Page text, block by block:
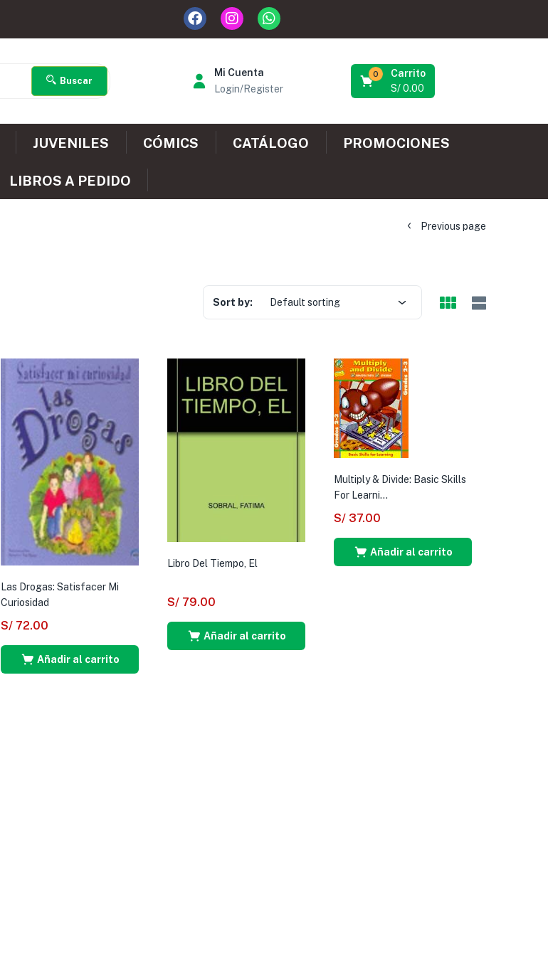
Buscar
Mi Cuenta
Login/Register
Carrito
0
S/0.00
JUVENILES CÓMICS CATÁLOGO PROMOCIONES
LIBROS A PEDIDO
Previous page
Sort by: Default sorting
Las Drogas: Satisfacer Mi
Curiosidad
S/ 72.00
Añadir al carrito
Libro Del Tiempo, El
S/ 79.00
Añadir al carrito
Multiply & Divide: Basic Skills
For Learni...
S/ 37.00
Añadir al carrito